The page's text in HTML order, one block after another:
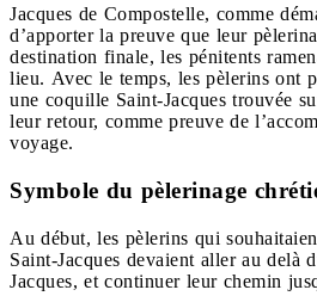
Jacques de Compostelle, comme
d’apporter la preuve que leur
destination finale, les pénitents
lieu. Avec le temps, les pèlerins ont
une coquille Saint-Jacques trouvée
leur retour, comme preuve de
voyage.
Symbole du pèlerinage
Au début, les pèlerins qui
Saint-Jacques devaient aller au delà
Jacques, et continuer leur chemin